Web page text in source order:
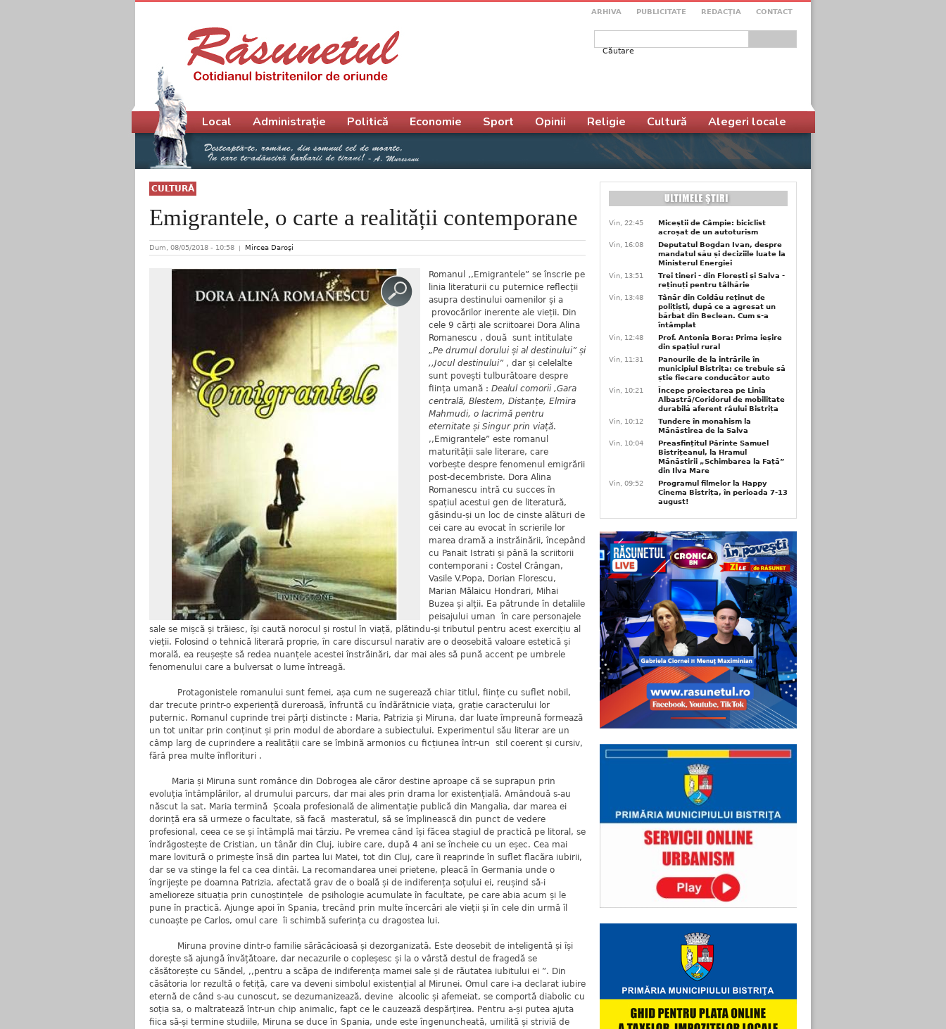
ARHIVA PUBLICITATE REDACŢIA CONTACT
Formular de căutare
CULTURĂ
Emigrantele, o carte a realității contemporane
Dum, 08/05/2018 - 10:58 Mircea Daroşi
Romanul ,,Emigrantele” se înscrie pe
linia literaturii cu puternice reflecții
asupra destinului oamenilor și a
provocărilor inerente ale vieții. Din
cele 9 cărți ale scriitoarei Dora Alina
Romanescu , două sunt intitulate
„Pe drumul dorului și al destinului” și
,,Jocul destinului”, dar și celelalte
sunt povești tulburătoare despre
ființa umană : Dealul comorii ,Gara
centrală, Blestem, Distanțe, Elmira
Mahmudi, o lacrimă pentru
eternitate și Singur prin viață.
,,Emigrantele” este romanul
maturității sale literare, care
vorbește despre fenomenul emigrării
post-decembriste. Dora Alina
Romanescu intră cu succes în
spațiul acestui gen de literatură,
găsindu-și un loc de cinste alături de
cei care au evocat în scrierile lor
marea dramă a instrăinării, începând
cu Panait Istrati și până la scriitorii
contemporani : Costel Crângan,
Vasile V.Popa, Dorian Florescu,
Marian Mălaicu Hondrari, Mihai
Buzea și alții. Ea pătrunde în detaliile
peisajului uman în care personajele
sale se mișcă și trăiesc, își caută norocul și rostul în viață, plătindu-și tributul pentru acest exercițiu al
vieții. Folosind o tehnică literară proprie, în care discursul narativ are o deosebită valoare estetică și
morală, ea reușește să redea nuanțele acestei înstrăinări, dar mai ales să pună accent pe umbrele
fenomenului care a bulversat o lume întreagă.
Protagonistele romanului sunt femei, așa cum ne sugerează chiar titlul, ființe cu suflet nobil,
dar trecute printr-o experiență dureroasă, înfruntă cu îndărătnicie viața, grație caracterului lor
puternic. Romanul cuprinde trei părți distincte : Maria, Patrizia și Miruna, dar luate împreună formează
un tot unitar prin conținut și prin modul de abordare a subiectului. Experimentul său literar are un
câmp larg de cuprindere a realității care se îmbină armonios cu ficțiunea într-un stil coerent și cursiv,
fără prea multe înflorituri .
Maria și Miruna sunt românce din Dobrogea ale căror destine aproape că se suprapun prin
evoluția întâmplărilor, al drumului parcurs, dar mai ales prin drama lor existențială. Amândouă s-au
născut la sat. Maria termină Școala profesională de alimentație publică din Mangalia, dar marea ei
dorință era să urmeze o facultate, să facă masteratul, să se împlinească din punct de vedere
profesional, ceea ce se și întâmplă mai târziu. Pe vremea când își făcea stagiul de practică pe litoral, se
îndrăgostește de Cristian, un tânăr din Cluj, iubire care, după 4 ani se încheie cu un eșec. Cea mai
mare lovitură o primește însă din partea lui Matei, tot din Cluj, care îi reaprinde în suflet flacăra iubirii,
dar se va stinge la fel ca cea dintâi. La recomandarea unei prietene, pleacă în Germania unde o
îngrijește pe doamna Patrizia, afectată grav de o boală și de indiferența soțului ei, reușind să-i
amelioreze situația prin cunoștințele de psihologie acumulate în facultate, pe care abia acum și le
pune în practică. Ajunge apoi în Spania, trecând prin multe încercări ale vieții și în cele din urmă îl
cunoaște pe Carlos, omul care îi schimbă suferința cu dragostea lui.
Miruna provine dintr-o familie sărăcăcioasă și dezorganizată. Este deosebit de inteligentă și își
dorește să ajungă învățătoare, dar necazurile o copleșesc și la o vârstă destul de fragedă se
căsătorește cu Săndel, ,,pentru a scăpa de indiferența mamei sale și de răutatea iubitului ei ”. Din
căsătoria lor rezultă o fetiță, care va deveni simbolul existențial al Mirunei. Omul care i-a declarat iubire
eternă de când s-au cunoscut, se dezumanizează, devine alcoolic și afemeiat, se comportă diabolic cu
soția sa, o maltratează într-un chip animalic, fapt ce le cauzează despărțirea. Pentru a-și putea ajuta
fiica să-și termine studiile, Miruna se duce în Spania, unde este îngenuncheată, umilită și striviă de
Meniu principal
Local Administrație Politică Economie Sport Opinii Religie Cultură Alegeri locale
Vin, 22:45
Miceștii de Câmpie: biciclist
acroșat de un autoturism
Vin, 16:08
Deputatul Bogdan Ivan, despre
mandatul său și deciziile luate la
Ministerul Energiei
Vin, 13:51
Trei tineri - din Florești și Salva -
reținuți pentru tâlhărie
Vin, 13:48
Tânăr din Coldău reținut de
polițiști, după ce a agresat un
bărbat din Beclean. Cum s-a
întâmplat
Vin, 12:48
Prof. Antonia Bora: Prima ieșire
din spațiul rural
Vin, 11:31
Panourile de la intrările în
municipiul Bistrița: ce trebuie să
știe fiecare conducător auto
Vin, 10:21
Începe proiectarea pe Linia
Albastră/Coridorul de mobilitate
durabilă aferent râului Bistrița
Vin, 10:12
Tundere în monahism la
Mănăstirea de la Salva
Vin, 10:04
Preasfințitul Părinte Samuel
Bistrițeanul, la Hramul
Mănăstirii „Schimbarea la Față”
din Ilva Mare
Vin, 09:52
Programul filmelor la Happy
Cinema Bistrița, în perioada 7-13
august!